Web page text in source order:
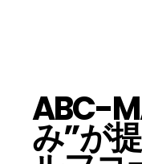
ABC-
み”が